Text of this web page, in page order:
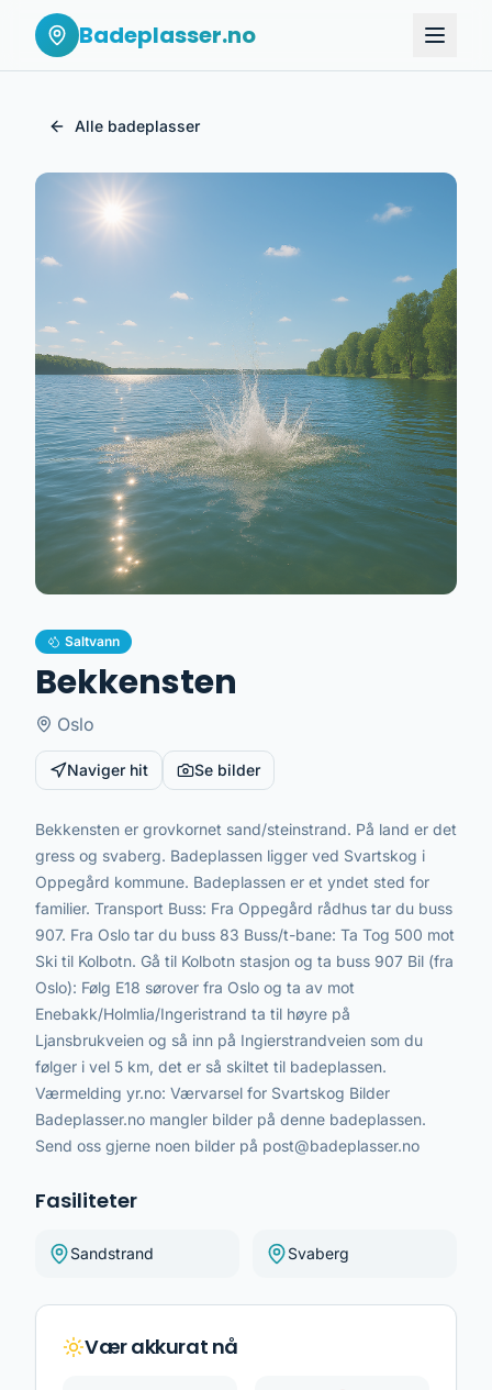
Badeplasser.no
Alle badeplasser
Saltvann
Bekkensten
Oslo
Naviger hit Se bilder
Bekkensten er grovkornet sand/steinstrand. På land er det
gress og svaberg. Badeplassen ligger ved Svartskog i
Oppegård kommune. Badeplassen er et yndet sted for
familier. Transport Buss: Fra Oppegård rådhus tar du buss
907. Fra Oslo tar du buss 83 Buss/t-bane: Ta Tog 500 mot
Ski til Kolbotn. Gå til Kolbotn stasjon og ta buss 907 Bil (fra
Oslo): Følg E18 sørover fra Oslo og ta av mot
Enebakk/Holmlia/Ingeristrand ta til høyre på
Ljansbrukveien og så inn på Ingierstrandveien som du
følger i vel 5 km, det er så skiltet til badeplassen.
Værmelding yr.no: Værvarsel for Svartskog Bilder
Badeplasser.no mangler bilder på denne badeplassen.
Send oss gjerne noen bilder på post@badeplasser.no
Fasiliteter
Sandstrand Svaberg
Vær akkurat nå